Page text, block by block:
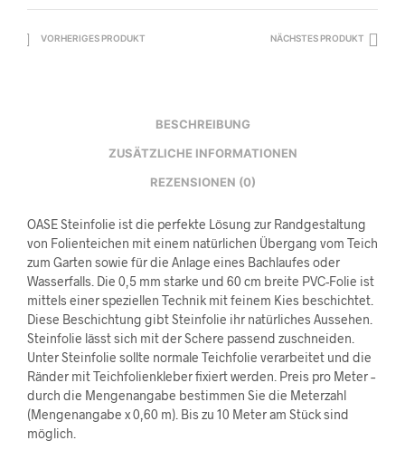
VORHERIGES PRODUKT NÄCHSTES PRODUKT
BESCHREIBUNG
ZUSÄTZLICHE INFORMATIONEN
REZENSIONEN (0)
OASE Steinfolie ist die perfekte Lösung zur Randgestaltung
von Folienteichen mit einem natürlichen Übergang vom Teich
zum Garten sowie für die Anlage eines Bachlaufes oder
Wasserfalls. Die 0,5 mm starke und 60 cm breite PVC-Folie ist
mittels einer speziellen Technik mit feinem Kies beschichtet.
Diese Beschichtung gibt Steinfolie ihr natürliches Aussehen.
Steinfolie lässt sich mit der Schere passend zuschneiden.
Unter Steinfolie sollte normale Teichfolie verarbeitet und die
Ränder mit Teichfolienkleber fixiert werden. Preis pro Meter –
durch die Mengenangabe bestimmen Sie die Meterzahl
(Mengenangabe x 0,60 m). Bis zu 10 Meter am Stück sind
möglich.